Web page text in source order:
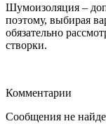
Шумоизоляция –
поэтому, выбирая
обязательно
створки.
Комментарии
Сообщения не